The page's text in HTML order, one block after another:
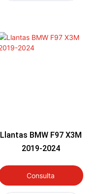
Llantas BMW F97 X3M
2019-2024
Consulta